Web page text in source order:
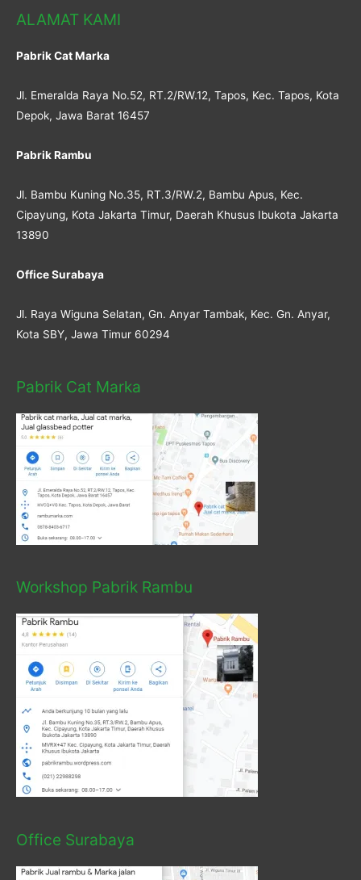
ALAMAT KAMI
Pabrik Cat Marka
Jl. Emeralda Raya No.52, RT.2/RW.12, Tapos, Kec. Tapos, Kota
Depok, Jawa Barat 16457
Pabrik Rambu
Jl. Bambu Kuning No.35, RT.3/RW.2, Bambu Apus, Kec.
Cipayung, Kota Jakarta Timur, Daerah Khusus Ibukota Jakarta
13890
Office Surabaya
Jl. Raya Wiguna Selatan, Gn. Anyar Tambak, Kec. Gn. Anyar,
Kota SBY, Jawa Timur 60294
Pabrik Cat Marka
Workshop Pabrik Rambu
Office Surabaya